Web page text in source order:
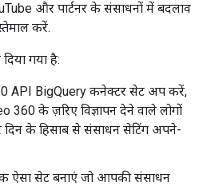
और पार्टनर के संसाधनों में बदलाव
करें.
गया है:
API BigQuery कनेक्टर सेट अप करें,
360 के ज़रिए विज्ञापन देने वाले लोगों
दिन के हिसाब से संसाधन सेटिंग अपने-
ऐसा सेट बनाएं जो आपकी संसाधन